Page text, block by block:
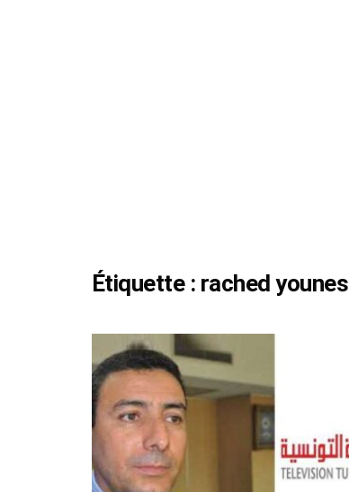
Étiquette : rached younes